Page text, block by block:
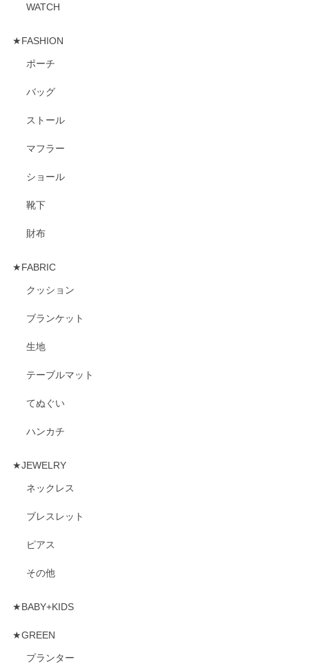
WATCH
★FASHION
ポーチ
バッグ
ストール
マフラー
ショール
靴下
財布
★FABRIC
クッション
ブランケット
生地
テーブルマット
てぬぐい
ハンカチ
★JEWELRY
ネックレス
ブレスレット
ピアス
その他
★BABY+KIDS
★GREEN
プランター